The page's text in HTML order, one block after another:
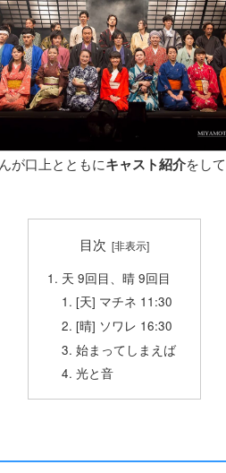
が口上とともにキャスト紹介をし
目次
天 9回目、晴 9回目
[天] マチネ 11:30
[晴] ソワレ 16:30
始まってしまえば
光と音